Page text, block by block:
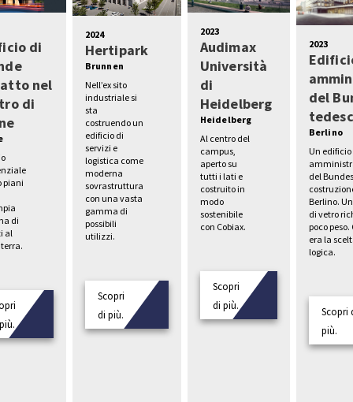
di
nel
di
piani
di
al
2024
Hertipark
Brunnen
Nell’ex sito
industriale si
sta
costruendo un
edificio di
servizi e
logistica come
moderna
sovrastruttura
con una vasta
gamma di
possibili
utilizzi.
Scopri
di più.
2023
Audimax
Università
di
Heidelberg
Heidelberg
Al centro del
campus,
aperto su
tutti i lati e
costruito in
modo
sostenibile
con Cobiax.
Scopri
di più.
2023
del
Berlino
Un edificio
del
Berlino.
di vetro
poco peso.
era la
logica.
Scopri
più.